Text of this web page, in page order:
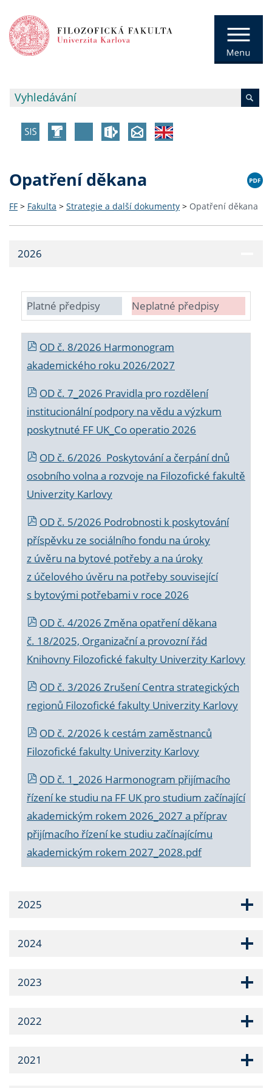
Opatření děkana
FF > Fakulta > Strategie a další dokumenty > Opatření děkana
2026
Platné předpisy Neplatné předpisy
OD č. 8/2026 Harmonogram
akademického roku 2026/2027
OD č. 7_2026 Pravidla pro rozdělení
institucionální podpory na vědu a výzkum
poskytnuté FF UK_Co operatio 2026
OD č. 6/2026 Poskytování a čerpání dnů
osobního volna a rozvoje na Filozofické fakultě
Univerzity Karlovy
OD č. 5/2026 Podrobnosti k poskytování
příspěvku ze sociálního fondu na úroky
z úvěru na bytové potřeby a na úroky
z účelového úvěru na potřeby související
s bytovými potřebami v roce 2026
OD č. 4/2026 Změna opatření děkana
č. 18/2025, Organizační a provozní řád
Knihovny Filozofické fakulty Univerzity Karlovy
OD č. 3/2026 Zrušení Centra strategických
regionů Filozofické fakulty Univerzity Karlovy
OD č. 2/2026 k cestám zaměstnanců
Filozofické fakulty Univerzity Karlovy
OD č. 1_2026 Harmonogram přijímacího
řízení ke studiu na FF UK pro studium začínající
akademickým rokem 2026_2027 a příprav
přijímacího řízení ke studiu začínajícímu
akademickým rokem 2027_2028.pdf
2025
2024
2023
2022
2021